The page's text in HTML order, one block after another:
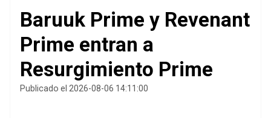
Baruuk Prime y Revenant
Prime entran a
Resurgimiento Prime
Publicado el 2026-08-06 14:11:00